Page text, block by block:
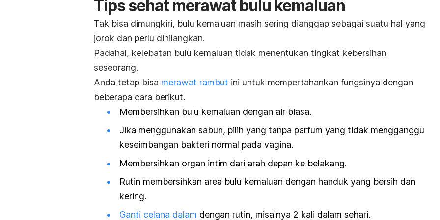
Tips sehat merawat bulu kemaluan
Tak bisa dimungkiri, bulu kemaluan masih sering dianggap sebagai suatu hal yang
jorok dan perlu dihilangkan.
Padahal, kelebatan bulu kemaluan tidak menentukan tingkat kebersihan
seseorang.
Anda tetap bisa merawat rambut ini untuk mempertahankan fungsinya dengan
beberapa cara berikut.
Membersihkan bulu kemaluan dengan air biasa.
Jika menggunakan sabun, pilih yang tanpa parfum yang tidak mengganggu
keseimbangan bakteri normal pada vagina.
Membersihkan organ intim dari arah depan ke belakang.
Rutin membersihkan area bulu kemaluan dengan handuk yang bersih dan
kering.
Ganti celana dalam dengan rutin, misalnya 2 kali dalam sehari.